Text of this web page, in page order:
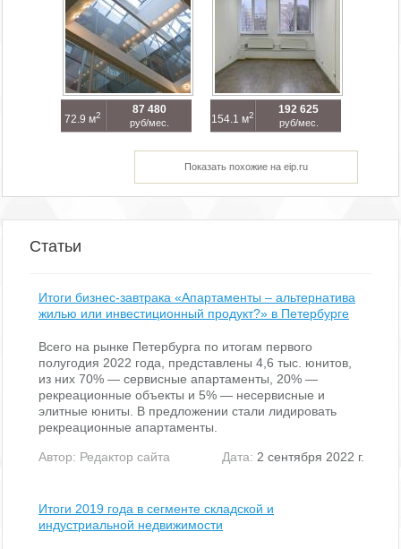
72.9 м2 87 480
руб/мес. 154.1 м2 192 625
руб/мес.
Показать похожие на eip.ru
Статьи
Итоги бизнес-завтрака «Апартаменты – альтернатива
жилью или инвестиционный продукт?» в Петербурге
Всего на рынке Петербурга по итогам первого
полугодия 2022 года, представлены 4,6 тыс. юнитов,
из них 70% — сервисные апартаменты, 20% —
рекреационные объекты и 5% — несервисные и
элитные юниты. В предложении стали лидировать
рекреационные апартаменты.
Автор: Редактор сайта Дата: 2 сентября 2022 г.
Итоги 2019 года в сегменте складской и
индустриальной недвижимости